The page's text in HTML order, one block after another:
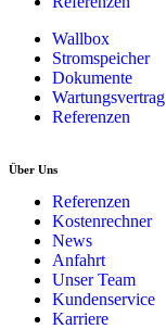
Wallbox
Stromspeicher
Dokumente
Wartungsvertrag
Referenzen
Über Uns
Referenzen
Kostenrechner
News
Anfahrt
Unser Team
Kundenservice
Karriere